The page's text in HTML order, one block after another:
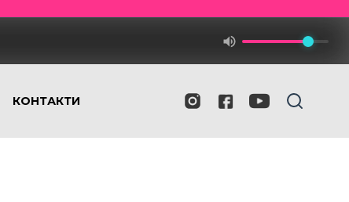
КОНТАКТИ